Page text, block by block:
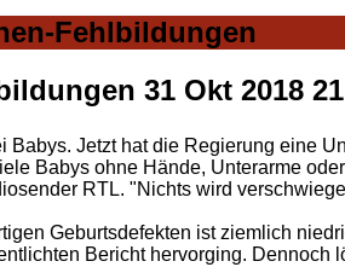
Fehlbildungen
31 Okt 2018
Jetzt hat die Regierung eine
Babys ohne Hände, Unterarme
RTL. "Nichts wird
Geburtsdefekten ist ziemlich
Bericht hervorging.